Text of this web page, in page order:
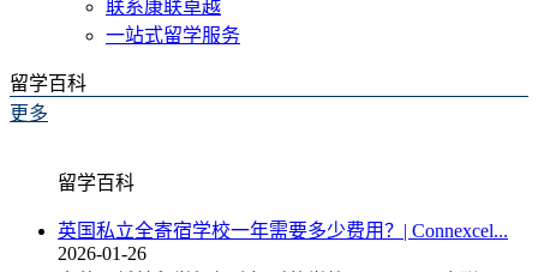
联系康联卓越
一站式留学服务
留学百科
更多
留学百科
英国私立全寄宿学校一年需要多少费用？| Connexcel...
2026-01-26